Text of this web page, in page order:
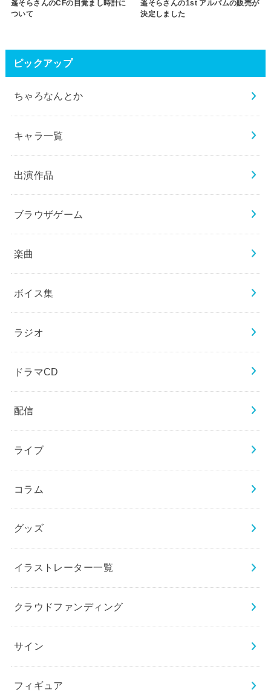
遥そらさんのCFの目覚まし時計に
ついて
遥そらさんの1st アルバムの販売が
決定しました
ピックアップ
ちゃろなんとか
キャラ一覧
出演作品
ブラウザゲーム
楽曲
ボイス集
ラジオ
ドラマCD
配信
ライブ
コラム
グッズ
イラストレーター一覧
クラウドファンディング
サイン
フィギュア